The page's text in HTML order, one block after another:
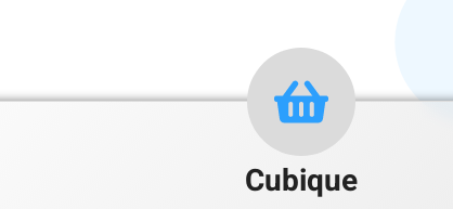
Cubique